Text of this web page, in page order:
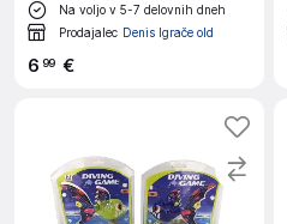
Na voljo v 5-7 delovnih dneh
Prodajalec Denis Igrače old
6 99 €